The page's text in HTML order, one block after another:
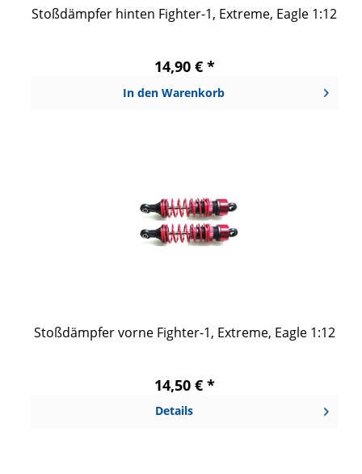
Stoßdämpfer hinten Fighter-1, Extreme, Eagle 1:12
14,90 € *
In den Warenkorb
Stoßdämpfer vorne Fighter-1, Extreme, Eagle 1:12
14,50 € *
Details